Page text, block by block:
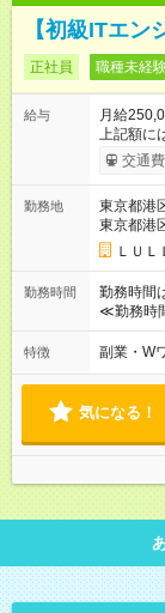
【初級ITエン
正社員 職種未経
給与
月給
上記額に
ます。
万円～＋
万6，610
キルを考
す！ ◎昇給年1回（研修終了後） ◎賞与年2回（2月・8月）＋業
績賞与あり ◤スキルアップも、収入アップも。◢ 入
や頑張り
上アップした社員も。 エ
87％。
す！ 【試用期間】試用期間あり 試用期間の長さ：6ヶ月 ※ 雇用
形態と
中途採用
なし残業
別途支
交通
勤務地
東京都港
東京都港
ＬＵＬ
勤務時間
勤務時間
≪勤務時
分～19時
間） ＼平日夜も、ちゃんと「自分時間」がつくれます／ 残業は
やサウナ
特徴 副業・W
気になる！